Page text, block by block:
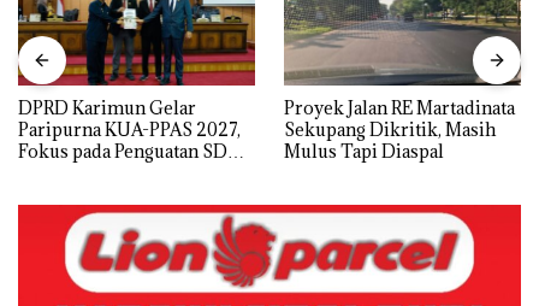
DPRD Karimun Gelar
Paripurna KUA-PPAS 2027,
Fokus pada Penguatan SDM,
Proyek Jalan RE Martadinata
Sekupang Dikritik, Masih
Mulus Tapi Diaspal